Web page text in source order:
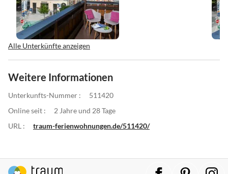
Alle Unterkünfte anzeigen
Weitere Informationen
Unterkunfts-Nummer :
511420
Online seit :
2 Jahre und 28 Tage
URL :
traum-ferienwohnungen.de/511420/